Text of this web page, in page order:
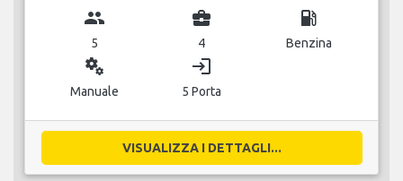
group
5
business_center
4
local_gas_station
Benzina
miscellaneous_services
Manuale
login
5 Porta
VISUALIZZA I DETTAGLI...